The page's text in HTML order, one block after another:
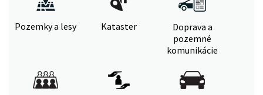
Pozemky a lesy Kataster
Doprava a
pozemné
komunikácie